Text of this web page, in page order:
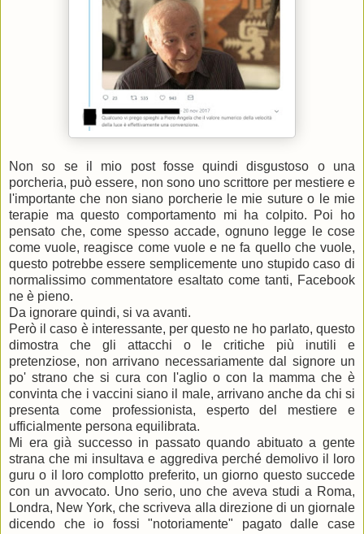
Non so se il mio post fosse quindi disgustoso o una
porcheria, può essere, non sono uno scrittore per mestiere e
l'importante che non siano porcherie le mie suture o le mie
terapie ma questo comportamento mi ha colpito. Poi ho
pensato che, come spesso accade, ognuno legge le cose
come vuole, reagisce come vuole e ne fa quello che vuole,
questo potrebbe essere semplicemente uno stupido caso di
normalissimo commentatore esaltato come tanti, Facebook
ne è pieno.
Da ignorare quindi, si va avanti.
Però il caso è interessante, per questo ne ho parlato, questo
dimostra che gli attacchi o le critiche più inutili e
pretenziose, non arrivano necessariamente dal signore un
po' strano che si cura con l'aglio o con la mamma che è
convinta che i vaccini siano il male, arrivano anche da chi si
presenta come professionista, esperto del mestiere e
ufficialmente persona equilibrata.
Mi era già successo in passato quando abituato a gente
strana che mi insultava e aggrediva perché demolivo il loro
guru o il loro complotto preferito, un giorno questo succede
con un avvocato. Uno serio, uno che aveva studi a Roma,
Londra, New York, che scriveva alla direzione di un giornale
dicendo che io fossi "notoriamente" pagato dalle case